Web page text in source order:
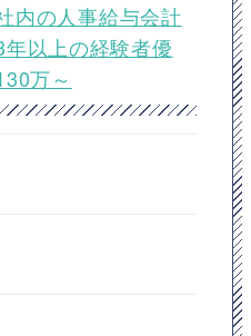
内の人事給与会計
以上の経験者優
万～